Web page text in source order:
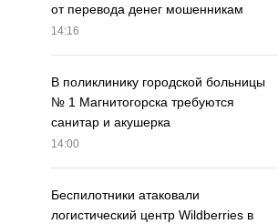
от перевода денег мошенникам
14:16
В поликлинику городской больницы
№ 1 Магнитогорска требуются
санитар и акушерка
14:00
Беспилотники атаковали
логистический центр Wildberries в